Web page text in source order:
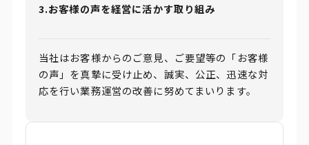
3.お客様の声を経営に活かす取り組み
当社はお客様からのご意見、ご要望等の「お客様
の声」を真摯に受け止め、誠実、公正、迅速な対
応を行い業務運営の改善に努めてまいります。